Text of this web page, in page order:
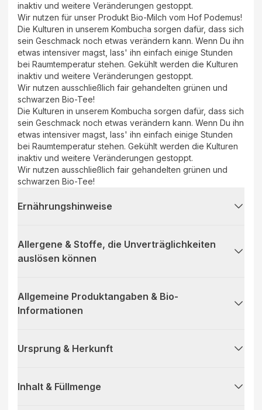
inaktiv und weitere Veränderungen gestoppt.
Wir nutzen für unser Produkt Bio-Milch vom Hof Podemus!
Die Kulturen in unserem Kombucha sorgen dafür, dass sich
sein Geschmack noch etwas verändern kann. Wenn Du ihn
etwas intensiver magst, lass' ihn einfach einige Stunden
bei Raumtemperatur stehen. Gekühlt werden die Kulturen
inaktiv und weitere Veränderungen gestoppt.
Wir nutzen ausschließlich fair gehandelten grünen und
schwarzen Bio-Tee!
Die Kulturen in unserem Kombucha sorgen dafür, dass sich
sein Geschmack noch etwas verändern kann. Wenn Du ihn
etwas intensiver magst, lass' ihn einfach einige Stunden
bei Raumtemperatur stehen. Gekühlt werden die Kulturen
inaktiv und weitere Veränderungen gestoppt.
Wir nutzen ausschließlich fair gehandelten grünen und
schwarzen Bio-Tee!
Ernährungshinweise
Allergene & Stoffe, die Unverträglichkeiten
auslösen können
Allgemeine Produktangaben & Bio-
Informationen
Ursprung & Herkunft
Inhalt & Füllmenge